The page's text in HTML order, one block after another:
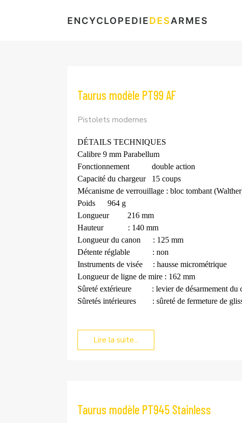
ENCYCLOPEDIEDESARMES
Taurus modèle PT99 AF
Pistolets modernes
DÉTAILS TECHNIQUES
Calibre 9 mm Parabellum
Fonctionnement
double action
Capacité du chargeur
15 coups
Mécanisme de verrouillage : bloc tombant
Poids
964 g
Longueur
216 mm
Hauteur
: 140 mm
Longueur du canon
: 125 mm
Détente réglable
: non
Instruments de visée
: hausse micrométrique
Longueur de ligne de mire : 162 mm
Sûreté extérieure
: levier de désarmement du
Sûretés intérieures
: sûreté de fermeture de
Lire la suite...
Taurus modèle PT945 Stainless